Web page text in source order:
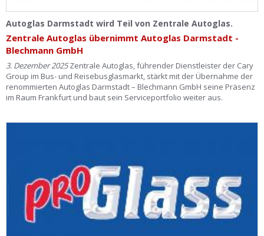
Autoglas Darmstadt wird Teil von Zentrale Autoglas.
Zentrale Autoglas übernimmt Autoglas Darmstadt -
Blechmann GmbH
3. Dezember 2025Zentrale Autoglas, führender Dienstleister der Cary
Group im Bus- und Reisebusglasmarkt, stärkt mit der Übernahme der
renommierten Autoglas Darmstadt – Blechmann GmbH seine Präsenz
im Raum Frankfurt und baut sein Serviceportfolio weiter aus.